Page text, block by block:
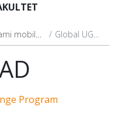
mobilnosti Global UGRAD
Program